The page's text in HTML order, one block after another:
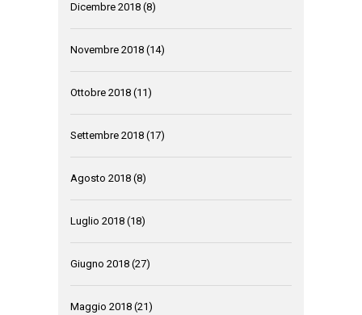
Dicembre 2018 (8)
Novembre 2018 (14)
Ottobre 2018 (11)
Settembre 2018 (17)
Agosto 2018 (8)
Luglio 2018 (18)
Giugno 2018 (27)
Maggio 2018 (21)